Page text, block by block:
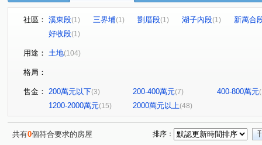
社區： 溪東段(1) 三界埔(1) 劉厝段(1) 湖子內段(1)
新萬合
好收段(1)
用途： 土地(104)
格局：
售金： 200萬元以下(3) 200-400萬元(7) 400-800萬元
1200-2000萬元(15) 2000萬元以上(48)
共有0個符合要求的房屋 排序：